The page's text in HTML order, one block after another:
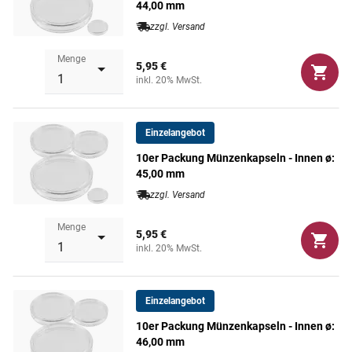
ø: innen 22 mm,
Österreich/Philharmoniker,
1/4 Oz.
1/4 Oz. ($10)
& Platin,
1/4 Oz. China/Panda
Gold,
1 Sovereign
Großbritannien
ø: innen 22,5 mm,
außen 28,5 mm
20 Euro-Cent
ø: innen 23 mm,
außen 29 mm
1 Euro. 20 Mark, US
Nickels
44,00 mm
zzgl. Versand
Menge
5,95 €
inkl. 20% MwSt.
Einzelangebot
10er Packung Münzenkapseln - Innen ø:
45,00 mm
zzgl. Versand
Menge
5,95 €
inkl. 20% MwSt.
Einzelangebot
10er Packung Münzenkapseln - Innen ø:
46,00 mm